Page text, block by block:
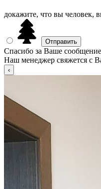
докажите, что вы человек,
Спасибо за Ваше
Наш менеджер свяжется с